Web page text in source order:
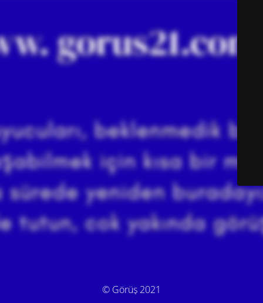
© Görüş 2021